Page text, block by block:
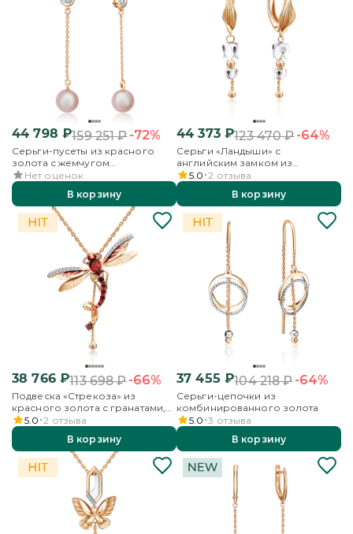
44 798 ₽159 251₽-72%
Серьги-пусеты из красного
золота с жемчугом
культивированным и фианитом
Нет оценок
В корзину
44 373₽123 470₽-64%
Серьги «Ландыши» с
английским замком из
комбинированного золота с
эмалью
5.0 2 отзыва
В корзину
38 766₽113 698₽-66%
Подвеска «Стрекоза» из
красного золота с гранатами,
бесцветными топазами и
эмалью
5.0 2 отзыва
В корзину
37 455 ₽104 218₽-64%
Серьги-цепочки из
комбинированного золота
5.0 3 отзыва
В корзину